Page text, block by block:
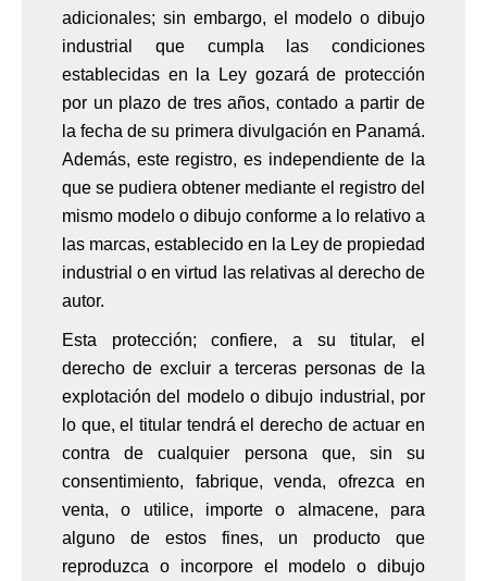
adicionales; sin embargo, el modelo o dibujo
industrial que cumpla las condiciones
establecidas en la Ley gozará de protección
por un plazo de tres años, contado a partir de
la fecha de su primera divulgación en Panamá.
Además, este registro, es independiente de la
que se pudiera obtener mediante el registro del
mismo modelo o dibujo conforme a lo relativo a
las marcas, establecido en la Ley de propiedad
industrial o en virtud las relativas al derecho de
autor.
Esta protección; confiere, a su titular, el
derecho de excluir a terceras personas de la
explotación del modelo o dibujo industrial, por
lo que, el titular tendrá el derecho de actuar en
contra de cualquier persona que, sin su
consentimiento, fabrique, venda, ofrezca en
venta, o utilice, importe o almacene, para
alguno de estos fines, un producto que
reproduzca o incorpore el modelo o dibujo